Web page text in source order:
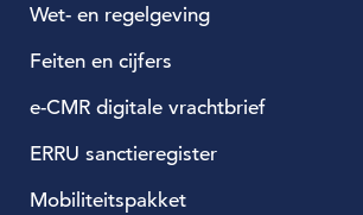
Wet- en regelgeving
Feiten en cijfers
e-CMR digitale vrachtbrief
ERRU sanctieregister
Mobiliteitspakket